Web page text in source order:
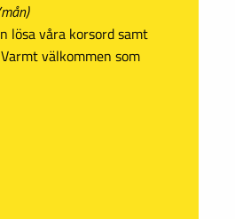
lösa våra korsord samt
välkommen som